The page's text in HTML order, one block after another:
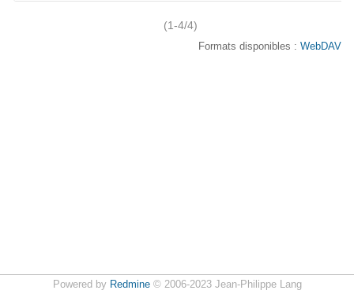
(1-4/4)
Formats disponibles : WebDAV
Powered by Redmine© 2006-2023 Jean-Philippe Lang